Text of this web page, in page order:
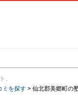
。
ミを探す > 仙北郡美郷町の